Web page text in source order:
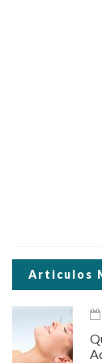
Articulos